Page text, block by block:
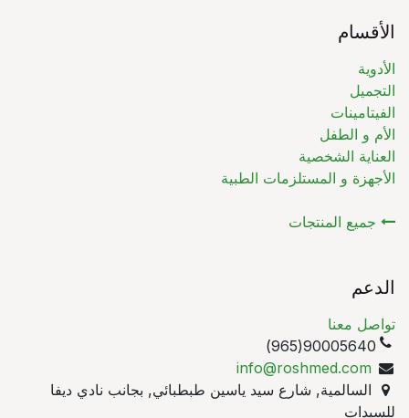
الأقسام
الأدوية
التجميل
الفيتامينات
الأم و الطفل
العناية الشخصية
الأجهزة و المستلزمات الطبية
جميع المنتجات
الدعم
تواصل معنا
90005640(965)
info@roshmed.com
السالمية, شارع سيد ياسين طبطبائي, بجانب نادي ديفا
للسيدات